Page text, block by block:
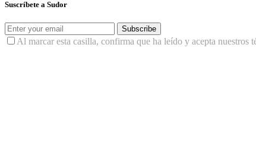
Suscríbete a Sudor
Subscribe
Al marcar esta casilla, confirma que ha leído y acepta nuestros